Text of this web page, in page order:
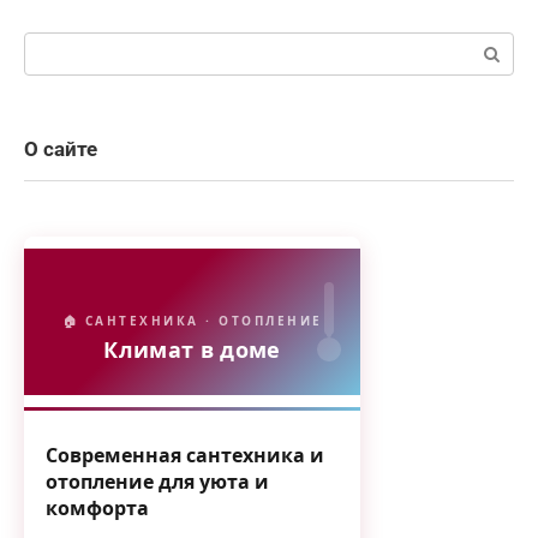
О сайте
🏠 САНТЕХНИКА · ОТОПЛЕНИЕ
Климат в доме
Современная сантехника и
отопление для уюта и
комфорта